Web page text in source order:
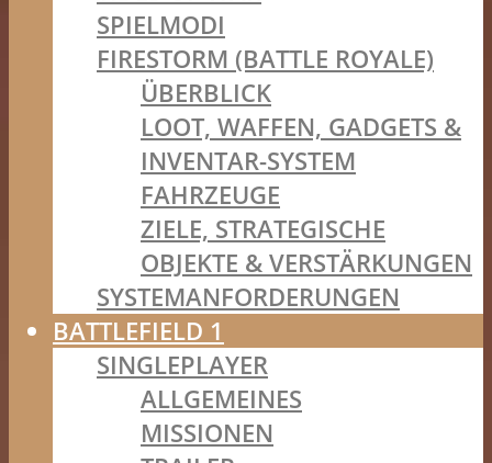
SPIELMODI
FIRESTORM (BATTLE ROYALE)
ÜBERBLICK
LOOT, WAFFEN, GADGETS &
INVENTAR-SYSTEM
FAHRZEUGE
ZIELE, STRATEGISCHE
OBJEKTE & VERSTÄRKUNGEN
SYSTEMANFORDERUNGEN
BATTLEFIELD 1
SINGLEPLAYER
ALLGEMEINES
MISSIONEN